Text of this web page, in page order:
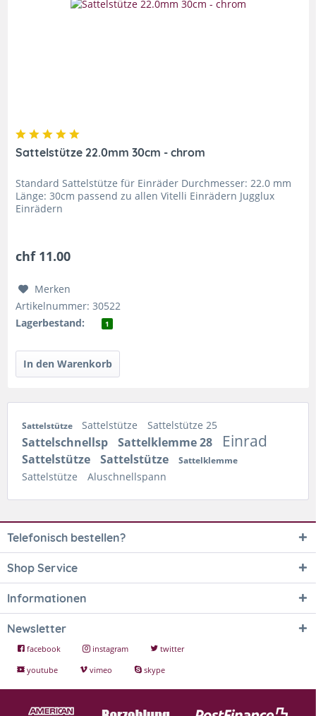
Sattelstütze 22.0mm 30cm - chrom
Standard Sattelstütze für Einräder Durchmesser: 22.0 mm
Länge: 30cm passend zu allen Vitelli Einrädern Jugglux
Einrädern
chf 11.00
Merken
Artikelnummer: 30522
Lagerbestand:
1
Sattelstütze Sattelstütze Sattelstütze 25
Sattelschnellsp Sattelklemme 28 Einrad
Sattelstütze Sattelstütze Sattelklemme
Sattelstütze Aluschnellspann
Telefonisch bestellen?
Shop Service
Informationen
Newsletter
facebook instagram
twitter
youtube
vimeo skype